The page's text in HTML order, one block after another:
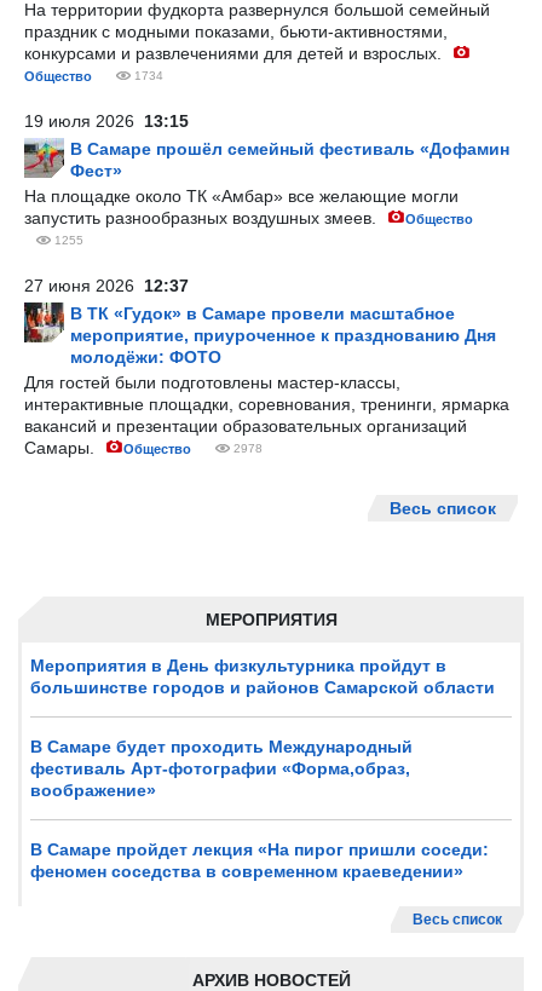
МЕРОПРИЯТИЯ
Мероприятия в День физкультурника пройдут в
большинстве городов и районов Самарской области
В Самаре будет проходить Международный
фестиваль Арт-фотографии «Форма,образ,
воображение»
В Самаре пройдет лекция «На пирог пришли соседи:
феномен соседства в современном краеведении»
Весь список
АРХИВ НОВОСТЕЙ
На территории фудкорта развернулся большой семейный
праздник с модными показами, бьюти-активностями,
конкурсами и развлечениями для детей и взрослых.
Общество 1734
19 июля 2026 13:15
В Самаре прошёл семейный фестиваль «Дофамин
Фест»
На площадке около ТК «Амбар» все желающие могли
запустить разнообразных воздушных змеев.
Общество
1255
27 июня 2026 12:37
В ТК «Гудок» в Самаре провели масштабное
мероприятие, приуроченное к празднованию Дня
молодёжи: ФОТО
Для гостей были подготовлены мастер-классы,
интерактивные площадки, соревнования, тренинги, ярмарка
вакансий и презентации образовательных организаций
Самары.
Общество 2978
Весь список